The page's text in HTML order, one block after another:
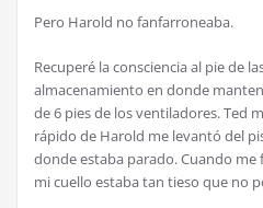
Pero Harold no fanfarroneaba.
Recuperé la consciencia al pie de
almacenamiento en donde
de 6 pies de los ventiladores. Ted
rápido de Harold me levantó del
donde estaba parado. Cuando me
mi cuello estaba tan tieso que no